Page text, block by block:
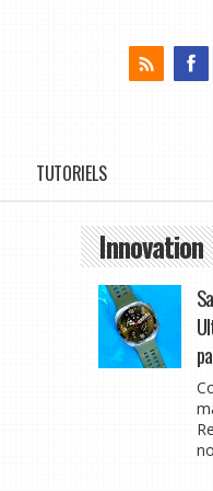
TUTORIELS
Innovation